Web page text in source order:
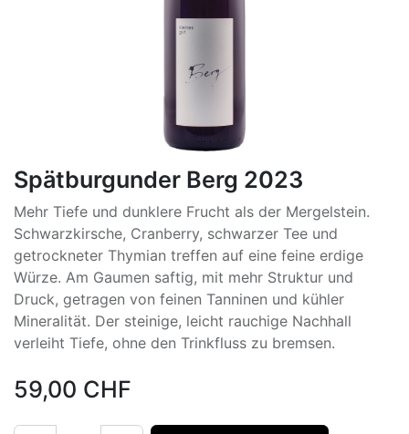
Spätburgunder Berg 2023
Mehr Tiefe und dunklere Frucht als der Mergelstein.
Schwarzkirsche, Cranberry, schwarzer Tee und
getrockneter Thymian treffen auf eine feine erdige
Würze. Am Gaumen saftig, mit mehr Struktur und
Druck, getragen von feinen Tanninen und kühler
Mineralität. Der steinige, leicht rauchige Nachhall
verleiht Tiefe, ohne den Trinkfluss zu bremsen.
59,00 CHF